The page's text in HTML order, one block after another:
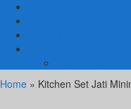
Home » Kitchen Set Jati